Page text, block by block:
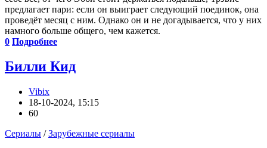
предлагает пари: если он выиграет следующий поединок, она
проведёт месяц с ним. Однако он и не догадывается, что у них
намного больше общего, чем кажется.
0 Подробнее
Билли Кид
Vibix
18-10-2024, 15:15
60
Сериалы /Зарубежные сериалы